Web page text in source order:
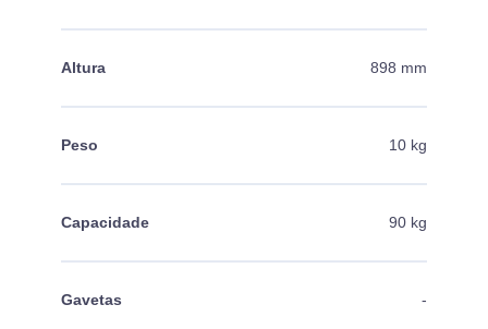
Altura 898 mm
Peso 10 kg
Capacidade 90 kg
Gavetas -